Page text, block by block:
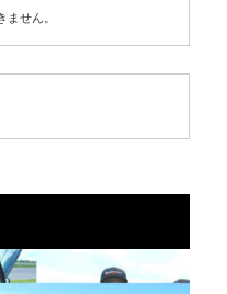
ません。